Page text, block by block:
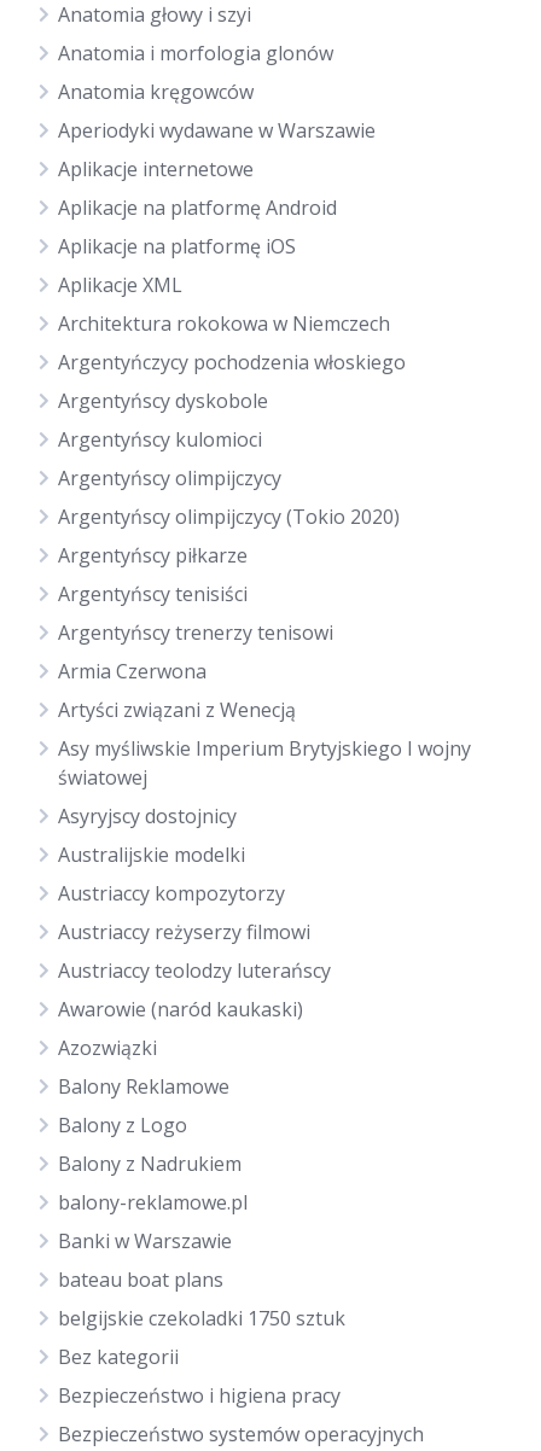
Anatomia głowy i szyi
Anatomia i morfologia glonów
Anatomia kręgowców
Aperiodyki wydawane w Warszawie
Aplikacje internetowe
Aplikacje na platformę Android
Aplikacje na platformę iOS
Aplikacje XML
Architektura rokokowa w Niemczech
Argentyńczycy pochodzenia włoskiego
Argentyńscy dyskobole
Argentyńscy kulomioci
Argentyńscy olimpijczycy
Argentyńscy olimpijczycy (Tokio 2020)
Argentyńscy piłkarze
Argentyńscy tenisiści
Argentyńscy trenerzy tenisowi
Armia Czerwona
Artyści związani z Wenecją
Asy myśliwskie Imperium Brytyjskiego I wojny
światowej
Asyryjscy dostojnicy
Australijskie modelki
Austriaccy kompozytorzy
Austriaccy reżyserzy filmowi
Austriaccy teolodzy luterańscy
Awarowie (naród kaukaski)
Azozwiązki
Balony Reklamowe
Balony z Logo
Balony z Nadrukiem
balony-reklamowe.pl
Banki w Warszawie
bateau boat plans
belgijskie czekoladki 1750 sztuk
Bez kategorii
Bezpieczeństwo i higiena pracy
Bezpieczeństwo systemów operacyjnych